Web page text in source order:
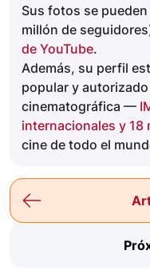
Sus fotos se pueden
millón de
de YouTube.
Además, su perfil
popular y
cinematográfica —
internacionales y 18
cine de todo el